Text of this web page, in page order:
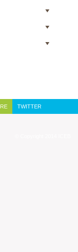
▼
▼
▼
TWITTER